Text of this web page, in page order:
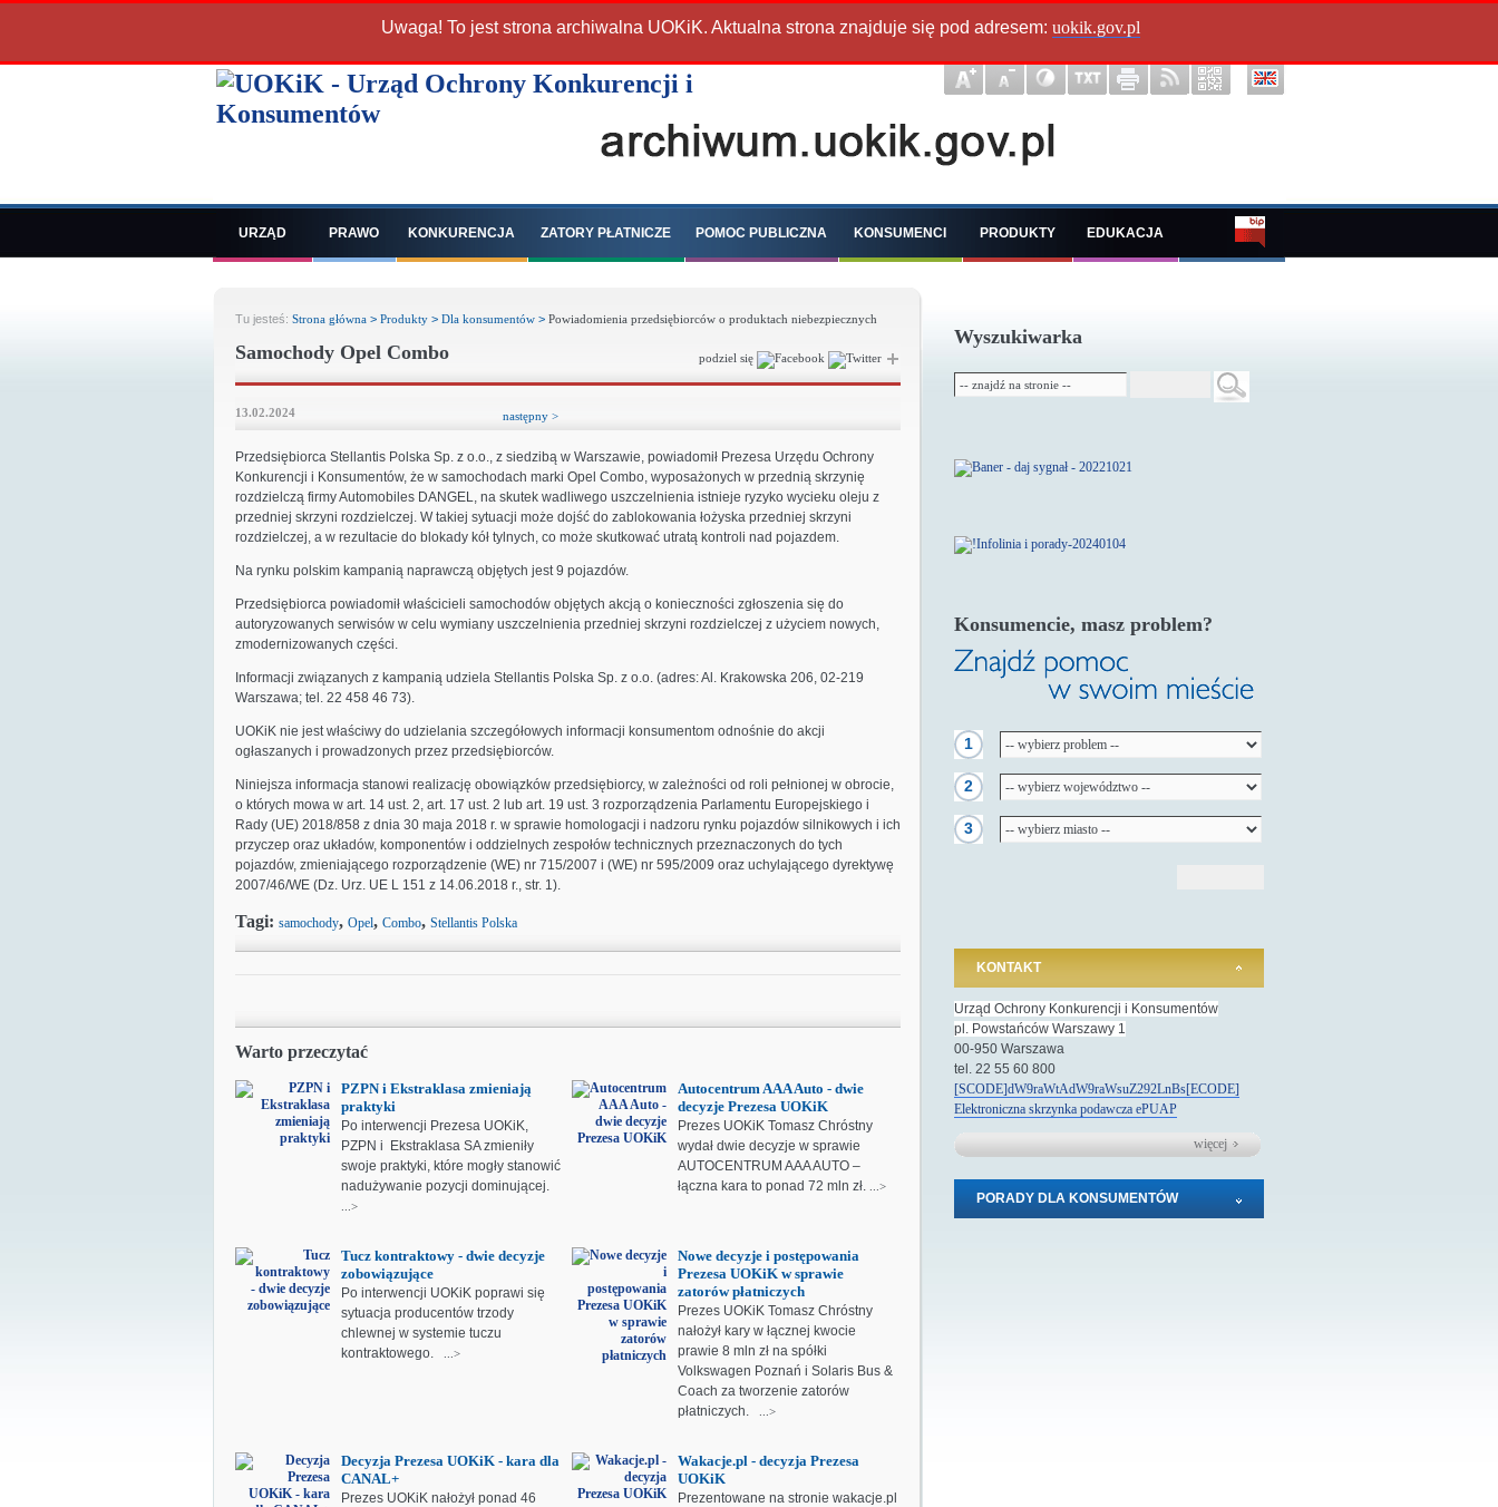
Uwaga! To jest strona archiwalna UOKiK. Aktualna strona znajduje się pod adresem: uokik.gov.pl
URZĄD PRAWO KONKURENCJA ZATORY PŁATNICZE POMOC PUBLICZNA KONSUMENCI PRODUKTY EDUKACJA
Tu jesteś: Strona główna> Produkty> Dla konsumentów> Powiadomienia przedsiębiorców o produktach niebezpiecznych
Samochody Opel Combo podziel się
następny >
13.02.2024
Przedsiębiorca Stellantis Polska Sp. z o.o., z siedzibą w Warszawie, powiadomił Prezesa Urzędu Ochrony
Konkurencji i Konsumentów, że w samochodach marki Opel Combo, wyposażonych w przednią skrzynię
rozdzielczą firmy Automobiles DANGEL, na skutek wadliwego uszczelnienia istnieje ryzyko wycieku oleju z
przedniej skrzyni rozdzielczej. W takiej sytuacji może dojść do zablokowania łożyska przedniej skrzyni
rozdzielczej, a w rezultacie do blokady kół tylnych, co może skutkować utratą kontroli nad pojazdem.
Na rynku polskim kampanią naprawczą objętych jest 9 pojazdów.
Przedsiębiorca powiadomił właścicieli samochodów objętych akcją o konieczności zgłoszenia się do
autoryzowanych serwisów w celu wymiany uszczelnienia przedniej skrzyni rozdzielczej z użyciem nowych,
zmodernizowanych części.
Informacji związanych z kampanią udziela Stellantis Polska Sp. z o.o. (adres: Al. Krakowska 206, 02-219
Warszawa; tel. 22 458 46 73).
UOKiK nie jest właściwy do udzielania szczegółowych informacji konsumentom odnośnie do akcji
ogłaszanych i prowadzonych przez przedsiębiorców.
Niniejsza informacja stanowi realizację obowiązków przedsiębiorcy, w zależności od roli pełnionej w obrocie,
o których mowa w art. 14 ust. 2, art. 17 ust. 2 lub art. 19 ust. 3 rozporządzenia Parlamentu Europejskiego i
Rady (UE) 2018/858 z dnia 30 maja 2018 r. w sprawie homologacji i nadzoru rynku pojazdów silnikowych i ich
przyczep oraz układów, komponentów i oddzielnych zespołów technicznych przeznaczonych do tych
pojazdów, zmieniającego rozporządzenie (WE) nr 715/2007 i (WE) nr 595/2009 oraz uchylającego dyrektywę
2007/46/WE (Dz. Urz. UE L 151 z 14.06.2018 r., str. 1).
Tagi: samochody, Opel, Combo, Stellantis Polska
Warto przeczytać
PZPN i Ekstraklasa zmieniają
praktyki
Po interwencji Prezesa UOKiK,
PZPN i Ekstraklasa SA zmieniły
swoje praktyki, które mogły stanowić
nadużywanie pozycji dominującej.
...>
Autocentrum AAA Auto - dwie
decyzje Prezesa UOKiK
Prezes UOKiK Tomasz Chróstny
wydał dwie decyzje w sprawie
AUTOCENTRUM AAA AUTO –
łączna kara to ponad 72 mln zł.
...>
Tucz kontraktowy - dwie decyzje
zobowiązujące
Po interwencji UOKiK poprawi się
sytuacja producentów trzody
chlewnej w systemie tuczu
kontraktowego.
...>
Nowe decyzje i postępowania
Prezesa UOKiK w sprawie
zatorów płatniczych
Prezes UOKiK Tomasz Chróstny
nałożył kary w łącznej kwocie
prawie 8 mln zł na spółki
Volkswagen Poznań i Solaris Bus &
Coach za tworzenie zatorów
płatniczych.
...>
Decyzja Prezesa UOKiK - kara dla
CANAL+
Prezes UOKiK nałożył ponad 46
Wakacje.pl - decyzja Prezesa
UOKiK
Prezentowane na stronie wakacje.pl
Wyszukiwarka
Konsumencie, masz problem?
1
2
3
KONTAKT
Urząd Ochrony Konkurencji i Konsumentów
pl. Powstańców Warszawy 1
00-950 Warszawa
tel. 22 55 60 800
[SCODE]dW9raWtAdW9raWsuZ292LnBs[ECODE]
Elektroniczna skrzynka podawcza ePUAP
więcej
PORADY DLA KONSUMENTÓW